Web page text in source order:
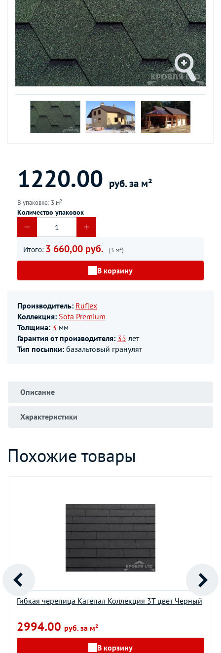
1220.00 руб. за м²
В упаковке: 3 м²
Количество упаковок
Итого: 3 660,00 руб. (3 м²)
В корзину
Производитель: Ruflex
Коллекция: Sota Premium
Толщина: 3 мм
Гарантия от производителя: 35 лет
Тип посыпки: базальтовый гранулят
Описание
Характеристики
Похожие товары
Гибкая черепица Катепал Коллекция 3T цвет Черный
2994.00 руб. за м²
В корзину